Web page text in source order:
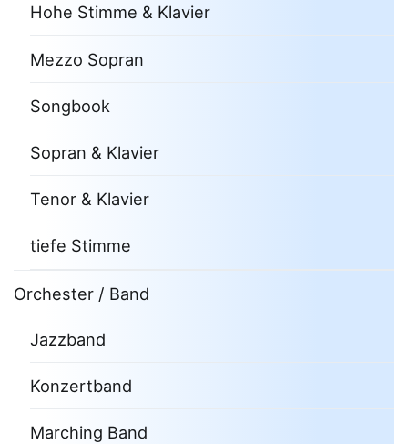
Hohe Stimme & Klavier
Mezzo Sopran
Songbook
Sopran & Klavier
Tenor & Klavier
tiefe Stimme
Orchester / Band
Jazzband
Konzertband
Marching Band